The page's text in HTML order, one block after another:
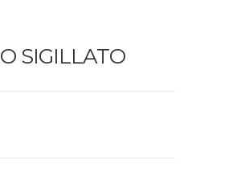
SIGILLATO